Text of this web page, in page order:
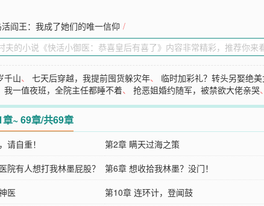
阎王：我成了她们的唯一信仰 /
千山、七天后穿越，我提前囤货躲灾年、 临时加彩礼？转头另娶绝
我一值夜班，全院主任都睡不着、抢恶姐婚约随军，被禁欲大佬亲哭
~ 69章/共69章
请自重！ 第2章 瞒天过海之策
院有人想打我林墨屁股？
第6章 想收拾我林墨？没门！
医
第10章 连环计，登闻鼓